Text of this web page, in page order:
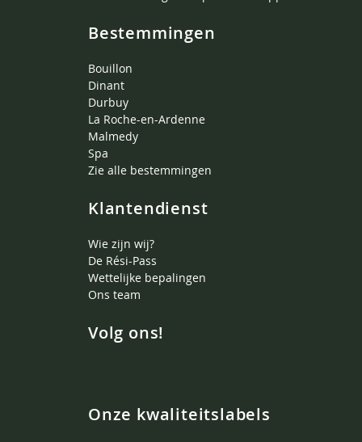
Bestemmingen
Bouillon
Dinant
Durbuy
La Roche-en-Ardenne
Malmedy
Spa
Zie alle bestemmingen
Klantendienst
Wie zijn wij?
De Rési-Pass
Wettelijke bepalingen
Ons team
Volg ons!
Onze kwaliteitslabels